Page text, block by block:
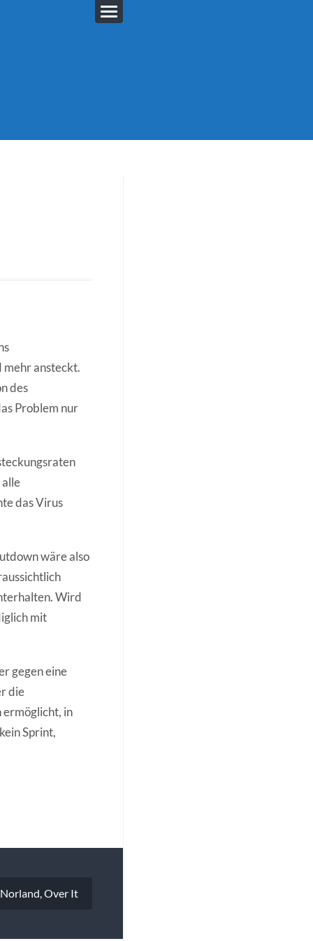
ansteckt.
des
Problem nur
das Virus
wäre also
Wird
mit
gegen eine
die
ermöglicht, in
Sprint,
Over It